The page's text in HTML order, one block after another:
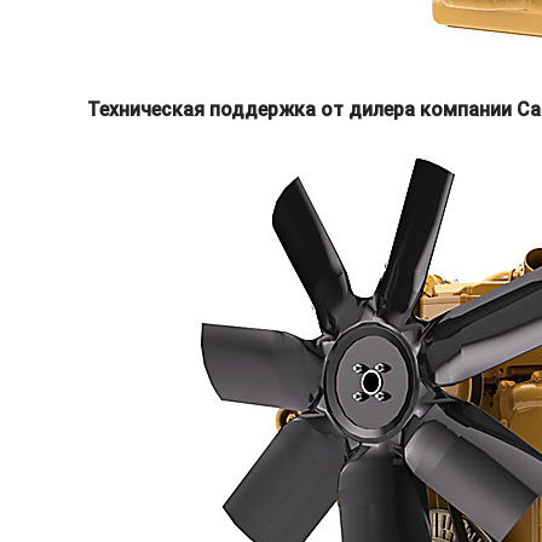
Техническая поддержка от дилера компании